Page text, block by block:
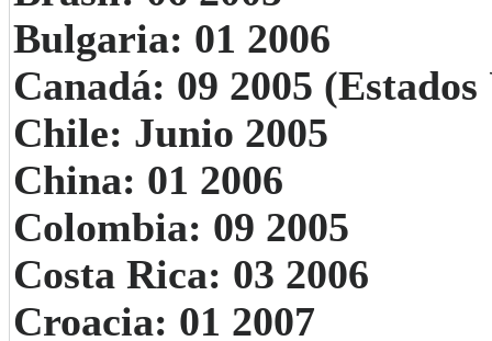
Bulgaria: 01 2006
Canadá: 09 2005
Chile: Junio ​​2005
China: 01 2006
Colombia: 09 2005
Costa Rica: 03 2006
Croacia: 01 2007